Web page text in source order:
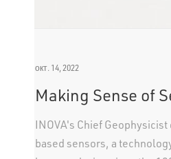
окт. 14, 2022
Making Sense of
INOVA's Chief Geophysicist
based sensors, a